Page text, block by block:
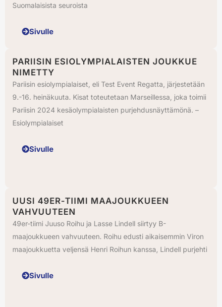
Suomalaisista seuroista
Sivulle
PARIISIN ESIOLYMPIALAISTEN JOUKKUE
NIMETTY
Pariisin esiolympialaiset, eli Test Event Regatta, järjestetään
9.-16. heinäkuuta. Kisat toteutetaan Marseillessa, joka toimii
Pariisin 2024 kesäolympialaisten purjehdusnäyttämönä. –
Esiolympialaiset
Sivulle
UUSI 49ER-TIIMI MAAJOUKKUEEN
VAHVUUTEEN
49er-tiimi Juuso Roihu ja Lasse Lindell siirtyy B-
maajoukkueen vahvuuteen. Roihu edusti aikaisemmin Viron
maajoukkuetta veljensä Henri Roihun kanssa, Lindell purjehti
Sivulle